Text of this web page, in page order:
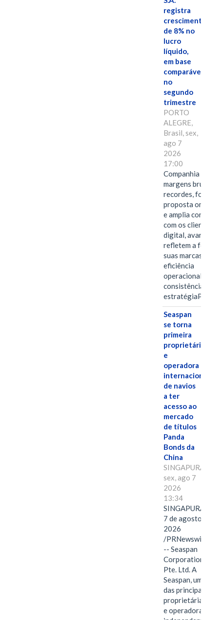
registra
crescimento
de 8% no
lucro
líquido,
em base
comparável,
no
segundo
trimestre
PORTO
ALEGRE,
Brasil, sex,
ago 7
2026
17:00
Companhia
margens brutas
recordes,
proposta
e amplia
com os clientes
digital, avanços
refletem a força
suas marcas, a
eficiência
operacional e a
consistência de
Seaspan
se torna
primeira
proprietária
e
operadora
internacional
de navios
a ter
acesso ao
mercado
de títulos
Panda
Bonds da
China
SINGAPURA,
sex, ago 7
2026
13:34
SINGAPURA,
7 de agosto de
2026
/PRNewswire/
-- Seaspan
Corporation
Pte. Ltd. A
Seaspan, uma
das principais
proprietárias
e operadoras